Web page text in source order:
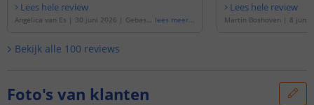
hebben het echter gewoon doorstaan, dus
met de waterdichtheid zit het goed.
op de verzendtijd is niets aan te merken. Ik
Lees hele review
Angelica van Es | 30 juni 2026 | Gebase
uks
lees meer...
Lees hele review
Martin Boshoven | 8 juni
Bekijk alle 100 reviews
Foto's van klanten